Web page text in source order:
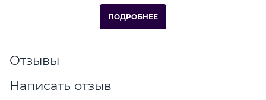
ПОДРОБНЕЕ
Отзывы
Написать отзыв